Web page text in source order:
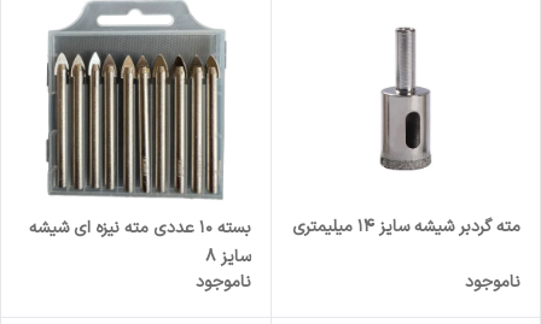
مته گردبر شیشه سایز 14 میلیمتری
ناموجود
بسته 10 عددی مته نیزه ای شیشه
سایز 8
ناموجود